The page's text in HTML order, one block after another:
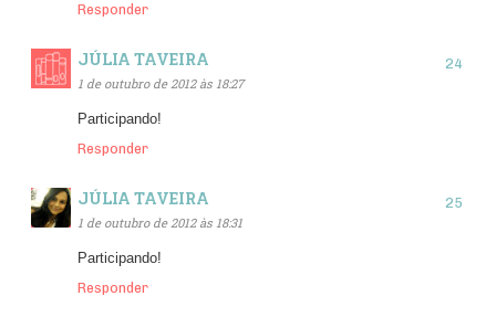
Responder
JÚLIA TAVEIRA
1 de outubro de 2012 às 18:27
Participando!
Responder
JÚLIA TAVEIRA
1 de outubro de 2012 às 18:31
Participando!
Responder